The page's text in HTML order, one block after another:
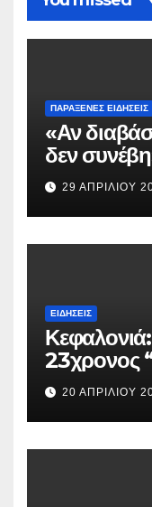
ΠΑΡΆΞΕΝΕΣ ΕΙΔΉΣΕΙΣ
«Αν
δεν
29 ΑΠΡΙΛΊΟΥ
ΕΙΔΉΣΕΙΣ
23χρονος
Μυρτούς
20 ΑΠΡΙΛΊΟΥ